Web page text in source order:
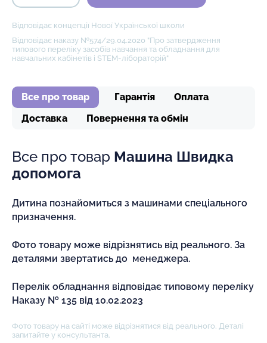
Відповідає концепції Нової Української школи
Відповідає наказу №574/29.04.2020 "Про затвердження
типового переліку засобів навчання та обладнання для
навчальних кабінетів і STEM-лібораторій"
Все про товар Гарантія
Оплата
Доставка
Повернення та обмін
Все про товар Машина Швидка
допомога
Дитина познайомиться з машинами спеціального
призначення.
Фото товару може відрізнятись від реального. За
деталями звертатись до менеджера.
Перелік обладнання відповідає типовому переліку
Наказу № 135 від 10.02.2023
Фото товару на сайті може відрізнятися від реального. Деталі
запитайте у консультанта.